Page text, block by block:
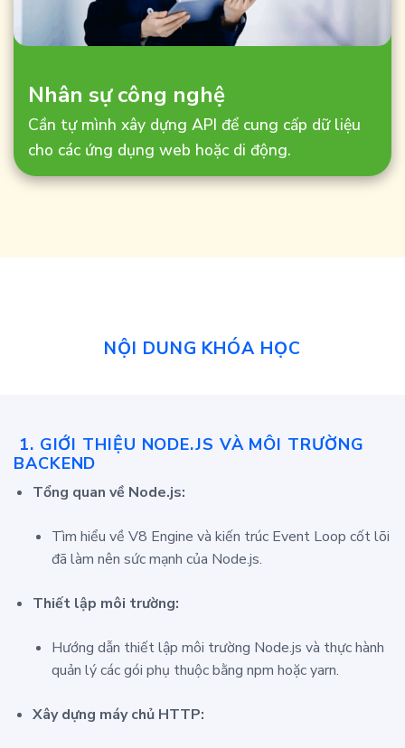
Nhân sự công nghệ
Cần tự mình xây dựng API để cung cấp dữ liệu
cho các ứng dụng web hoặc di động.
NỘI DUNG KHÓA HỌC
1. GIỚI THIỆU NODE.JS VÀ MÔI TRƯỜNG
BACKEND
Tổng quan về Node.js:
Tìm hiểu về V8 Engine và kiến trúc Event Loop cốt lõi
đã làm nên sức mạnh của Node.js.
Thiết lập môi trường:
Hướng dẫn thiết lập môi trường Node.js và thực hành
quản lý các gói phụ thuộc bằng npm hoặc yarn.
Xây dựng máy chủ HTTP: